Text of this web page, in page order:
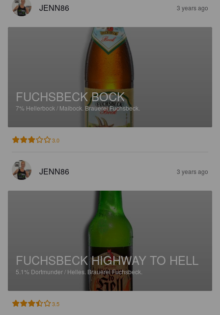
JENN86 3 years ago
FUCHSBECK BOCK
7% Hellerbock / Maibock. Brauerei Fuchsbeck.
3.0
JENN86 3 years ago
FUCHSBECK HIGHWAY TO HELL
5.1% Dortmunder / Helles. Brauerei Fuchsbeck.
3.5